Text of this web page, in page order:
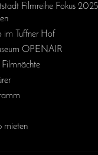
Filmreihe Fokus
im Tuffner Hof
OPENAIR
mieten